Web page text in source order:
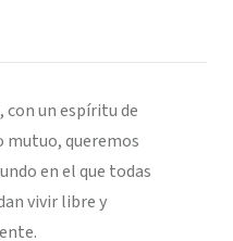
un espíritu de
mutuo, queremos
en el que todas
vivir libre y